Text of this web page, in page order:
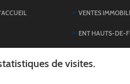
VENTES
ENT HAUTS-DE-
de visites.